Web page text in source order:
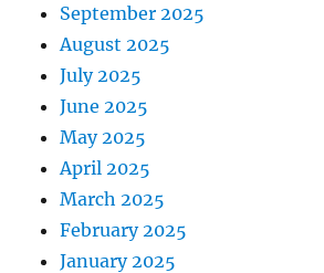
September 2025
August 2025
July 2025
June 2025
May 2025
April 2025
March 2025
February 2025
January 2025